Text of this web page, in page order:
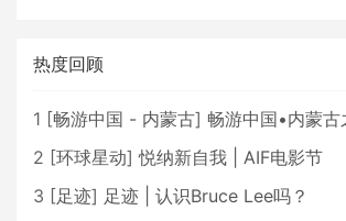
热度回顾
1 [畅游中国 - 内蒙古] 畅游中国•内蒙古之钢
2 [环球星动] 悦纳新自我 | AIF电影节
3 [足迹] 足迹 | 认识Bruce Lee吗？